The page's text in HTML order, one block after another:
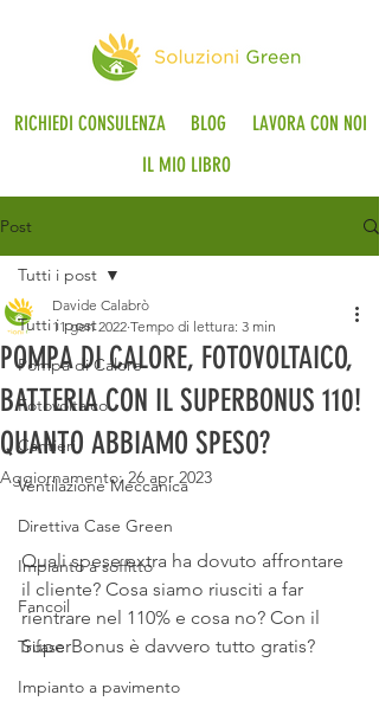
RICHIEDI CONSULENZA BLOG
LAVORA CON NOI
IL MIO LIBRO
Post
Tutti i post
Pompa di Calore
Fotovoltaico
Cantieri
Ventilazione Meccanica
Direttiva Case Green
Impianto a soffitto
Fancoil
Trifase
Impianto a pavimento
Tutti i post
POMPA DI CALORE, FOTOVOLTAICO,
BATTERIA CON IL SUPERBONUS 110!
QUANTO ABBIAMO SPESO?
Davide Calabrò
11 gen 2022 Tempo di lettura: 3 min
Aggiornamento:26 apr 2023
Quali spese extra ha dovuto affrontare
il cliente? Cosa siamo riusciti a far
rientrare nel 110% e cosa no? Con il
SuperBonus è davvero tutto gratis?